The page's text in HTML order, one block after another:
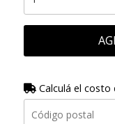
Calculá el costo